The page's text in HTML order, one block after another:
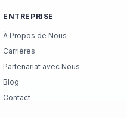
ENTREPRISE
À Propos de Nous
Carrières
Partenariat avec Nous
Blog
Contact